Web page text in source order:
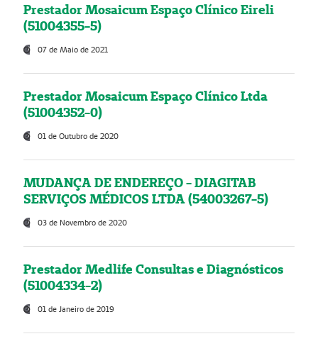
Prestador Mosaicum Espaço Clínico Eireli
(51004355-5)
07 de Maio de 2021
Prestador Mosaicum Espaço Clínico Ltda
(51004352-0)
01 de Outubro de 2020
MUDANÇA DE ENDEREÇO - DIAGITAB
SERVIÇOS MÉDICOS LTDA (54003267-5)
03 de Novembro de 2020
Prestador Medlife Consultas e Diagnósticos
(51004334-2)
01 de Janeiro de 2019